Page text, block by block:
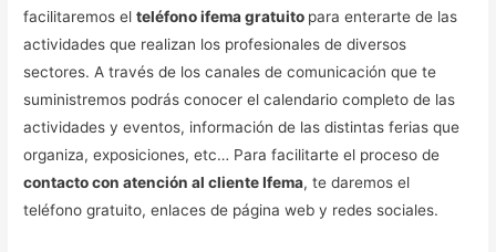
facilitaremos elteléfono ifema gratuito para enterarte de las
actividades que realizan los profesionales de diversos
sectores. A través de los canales de comunicación que te
suministremos podrás conocer el calendario completo de las
actividades y eventos, información de las distintas ferias que
organiza, exposiciones, etc… Para facilitarte el proceso de
contacto con atención al cliente Ifema, te daremos el
teléfono gratuito, enlaces de página web y redes sociales.